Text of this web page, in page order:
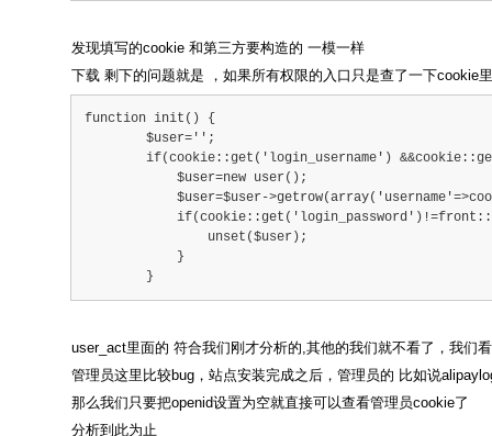
发现填写的cookie 和第三方要构造的 一模一样
下载 剩下的问题就是 ，如果所有权限的入口只是查了一下cookie
function init() {
        $user='';
if(cookie::get('login_username')
            $user=new user();
$user=$user-
            	unset($user);
            }
        }
user_act里面的 符合我们刚才分析的,其他的我们就不看了，我们
管理员这里比较bug，站点安装完成之后，管理员的 比如说
那么我们只要把openid设置为空就直接可以查看管理员cookie了
分析到此为止